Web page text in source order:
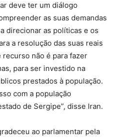
deve ter um diálogo
as suas demandas
direcionar as políticas e os
a resolução das suas reais
não é para fazer
para ser investido na
prestados à população.
com a população
de Sergipe”, disse Iran.
ao parlamentar pela